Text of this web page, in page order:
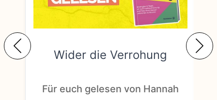
Wider die Verrohung
Für euch gelesen von Hannah